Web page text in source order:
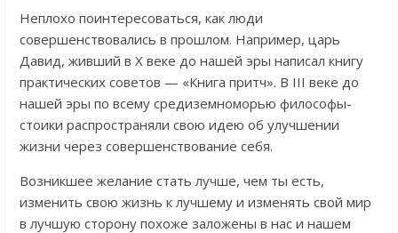
Неплохо поинтересоваться, как люди
совершенствовались в прошлом. Например, царь
Давид, живший в Х веке до нашей эры написал книгу
практических советов — «Книга притч». В III веке до
нашей эры по всему средиземноморью философы-
стоики распространяли свою идею об улучшении
жизни через совершенствование себя.
Возникшее желание стать лучше, чем ты есть,
изменить свою жизнь к лучшему и изменять свой мир
в лучшую сторону похоже заложены в нас и нашем